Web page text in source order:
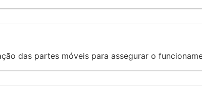
das partes móveis para assegurar o